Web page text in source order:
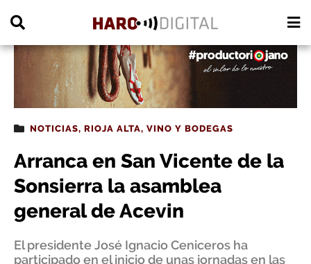
NOTICIAS, RIOJA ALTA, VINO Y BODEGAS
Arranca en San Vicente de la
Sonsierra la asamblea
general de Acevin
El presidente José Ignacio Ceniceros ha
participado en el inicio de unas jornadas en las